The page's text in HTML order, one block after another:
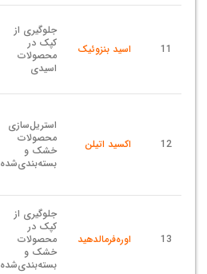
11 اسید بنزوئیک
جلوگیری از
کپک در
محصولات
اسیدی
12 اکسید اتیلن
استریل‌سازی
محصولات
خشک و
بسته‌بندی‌شده
13 اوره‌فرمالدهید
جلوگیری از
کپک در
محصولات
خشک و
بسته‌بندی‌شده